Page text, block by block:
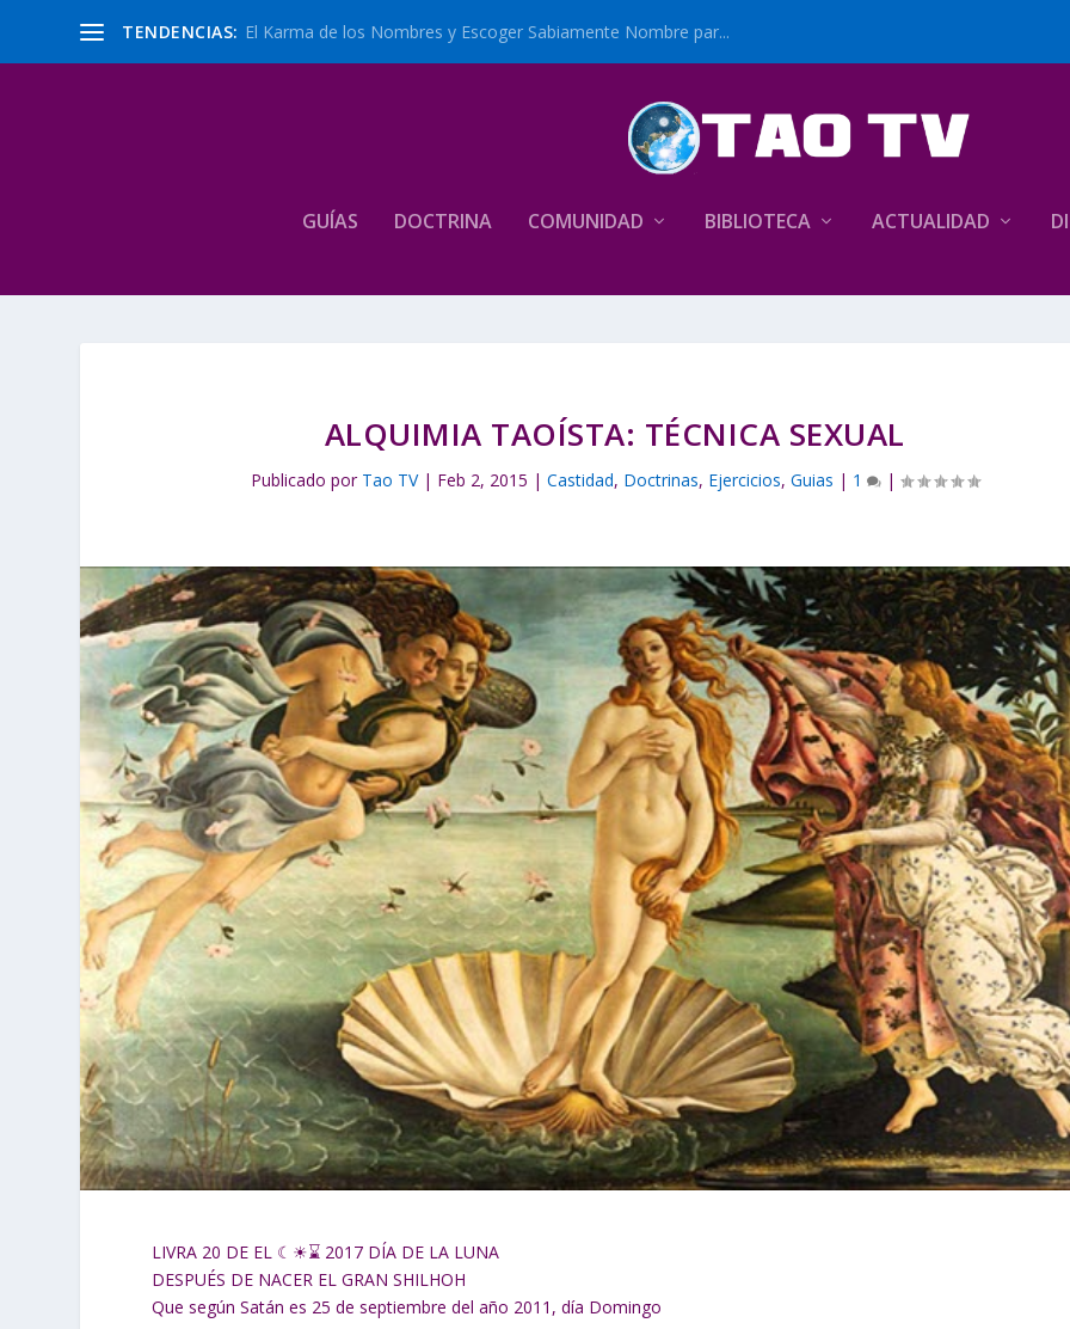
TENDENCIAS: El Karma de los Nombres y Escoger Sabiamente Nombre par...
GUÍAS DOCTRINA COMUNIDAD BIBLIOTECA ACTUALIDAD
ALQUIMIA TAOÍSTA: TÉCNICA SEXUAL
Publicado por Tao TV| Feb 2, 2015 | Castidad, Doctrinas, Ejercicios, Guias | 1 |
LIVRA 20 DE EL ☾☀⌛ 2017 DÍA DE LA LUNA
DESPUÉS DE NACER EL GRAN SHILHOH
Que según Satán es 25 de septiembre del año 2011, día Domingo